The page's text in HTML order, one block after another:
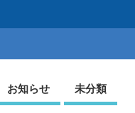
お知らせ 未分類